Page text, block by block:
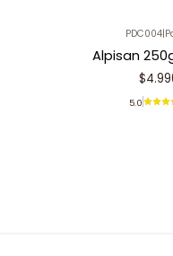
PDC004|
Alpisan
5.0